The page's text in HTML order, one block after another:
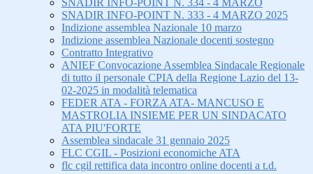
SNADIR INFO-POINT N. 334 - 4 MARZO
SNADIR INFO-POINT N. 333 - 4 MARZO 2025
Indizione assemblea Nazionale 10 marzo
Indizione assemblea Nazionale docenti sostegno
Contratto Integrativo
ANIEF Convocazione Assemblea Sindacale Regionale
di tutto il personale CPIA della Regione Lazio del 13-
02-2025 in modalità telematica
FEDER ATA - FORZA ATA- MANCUSO E
MASTROLIA INSIEME PER UN SINDACATO
ATA PIU'FORTE
Assemblea sindacale 31 gennaio 2025
FLC CGIL - Posizioni economiche ATA
flc cgil rettifica data incontro online docenti a t.d.